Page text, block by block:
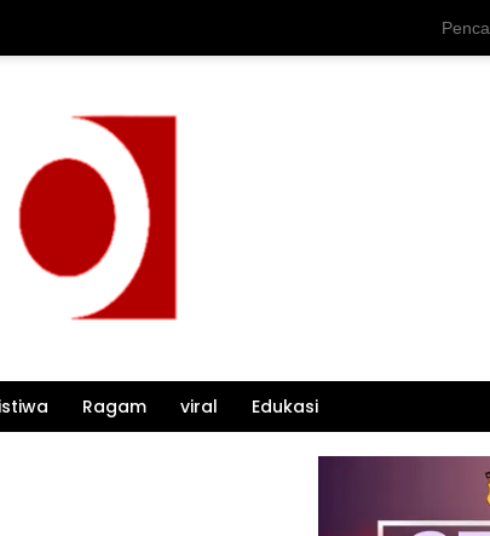
Ragam viral Edukasi